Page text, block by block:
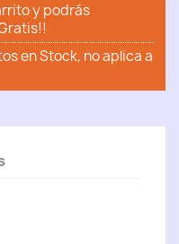
y podrás
en Stock, no aplica a